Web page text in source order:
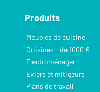
Produits
Meubles de cuisine
Cuisines - de 1000 €
Electroménager
Eviers et mitigeurs
Plans de travail